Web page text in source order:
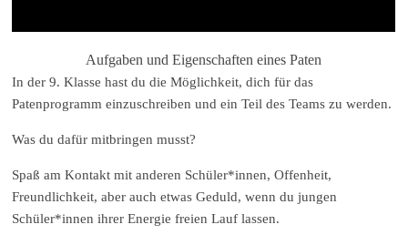
Aufgaben und Eigenschaften eines Paten
In der 9. Klasse hast du die Möglichkeit, dich für das
Patenprogramm einzuschreiben und ein Teil des Teams zu werden.
Was du dafür mitbringen musst?
Spaß am Kontakt mit anderen Schüler*innen, Offenheit,
Freundlichkeit, aber auch etwas Geduld, wenn du jungen
Schüler*innen ihrer Energie freien Lauf lassen.